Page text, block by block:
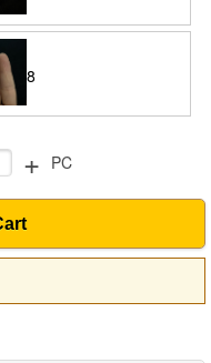
8
+ PC